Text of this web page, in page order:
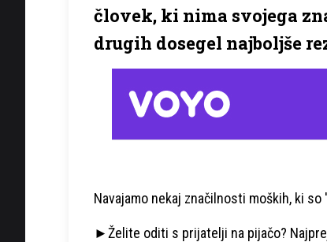
človek, ki nima svojega
drugih dosegel najboljše
Navajamo nekaj značilnosti moških, ki
►Želite oditi s prijatelji na pijačo?